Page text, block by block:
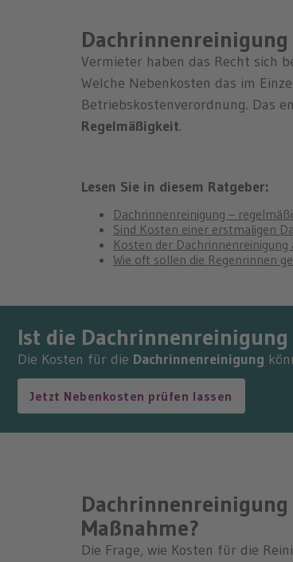
Dachrinnenreinigung
Vermieter haben das Recht sich
Welche Nebenkosten das im
Betriebskostenverordnung. Das
Regelmäßigkeit.
Lesen Sie in diesem Ratgeber:
Dachrinnenreinigung –
Sind Kosten einer erstmaligen
Kosten der
Wie oft sollen die Regenrinnen
Ist die
Die Kosten für die Dachrinnenreinigung
Jetzt Nebenkosten prüfen lassen
Maßnahme?
Die Frage, wie Kosten für die